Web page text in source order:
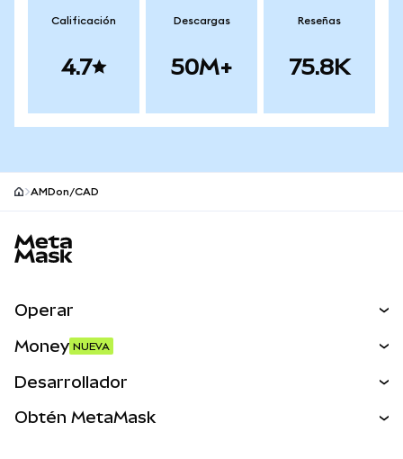
Calificación
4.7
Descargas
50M+
Reseñas
75.8K
AMDon/CAD
Operar
Activos del mundo real
Money NUEVA
Desarrollador
Obtén MetaMask